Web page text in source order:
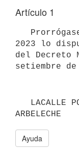
Artículo 1
2023 lo
del Decreto
ARBELECHE
Ayuda